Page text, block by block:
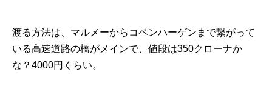
渡る方法は、マルメーからコペンハーゲンまで繋がって
いる高速道路の橋がメインで、値段は350クローナか
な？4000円くらい。